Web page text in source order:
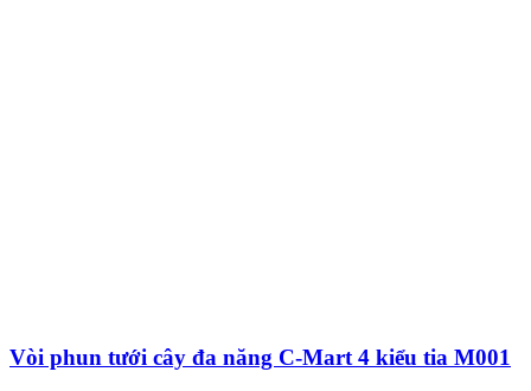
Vòi phun tưới cây đa năng C-Mart 4 kiểu tia M001